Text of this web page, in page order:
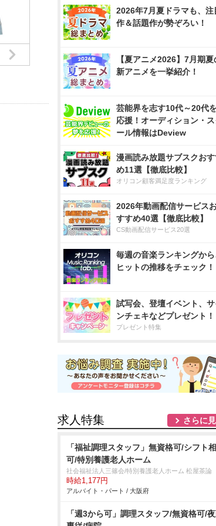
2026年7月夏ドラマも、注
作＆話題作が勢ぞろい！
【夏アニメ2026】7月期夏
新アニメを一挙紹介！
芸能界を志す10代～20代
応援！オーディション・ス
ール情報はDeview
漫画読み放題サブスクお
め11選【徹底比較】
オリコン顧客満足度ランキング
2026年動画配信サービス
すすめ40選【徹底比較】
CS動画配信サービス20選
毎週の音楽ランキングから
ヒットの推移をチェック！
試写会、登壇イベント、サ
ンチェキなどプレゼント！
プレゼント特集
求人特集 さらに
「福祉調理スタッフ」無資格可/シフト
可/特別養護老人ホーム
社会福祉法人三篠会/特別養護老人ホーム 松屋茶論
時給1,177円
アルバイト・パート / 大阪府
「週3から可」調理スタッフ/無資格可/